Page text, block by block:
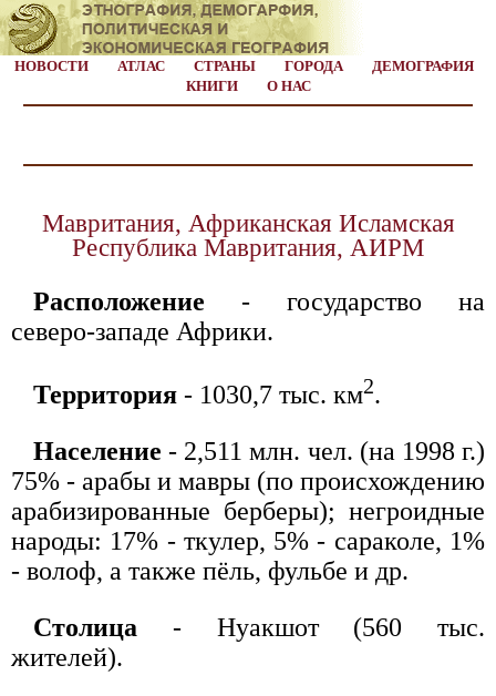
НОВОСТИ АТЛАС СТРАНЫ ГОРОДА
ДЕМОГРАФИЯ
КНИГИ
О НАС
Мавритания, Африканская Исламская
Республика Мавритания, АИРМ
Расположение - государство на
северо-западе Африки.
Территория - 1030,7 тыс. км2.
Население - 2,511 млн. чел. (на 1998 г.)
75% - арабы и мавры (по происхождению
арабизированные берберы); негроидные
народы: 17% - ткулер, 5% - сараколе, 1%
- волоф, а также пёль, фульбе и др.
Столица - Нуакшот (560 тыс.
жителей).